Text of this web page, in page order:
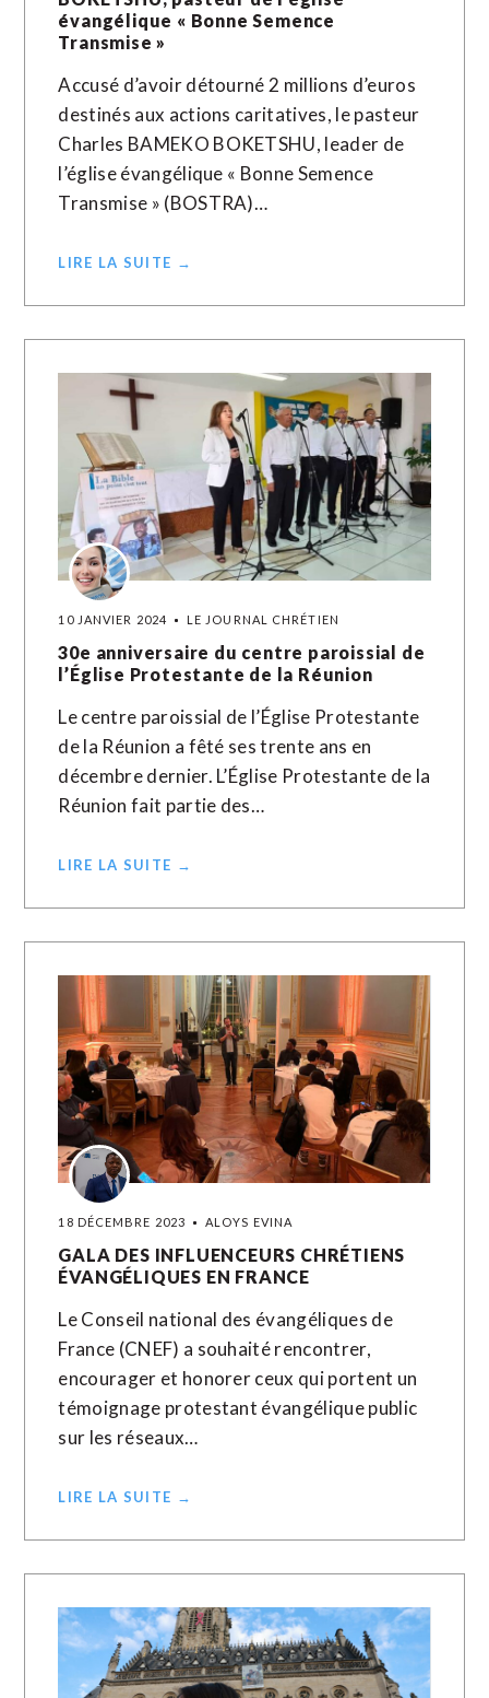
évangélique « Bonne Semence
Transmise »
Accusé d’avoir détourné 2 millions d’euros
destinés aux actions caritatives, le pasteur
Charles BAMEKO BOKETSHU, leader de
l’église évangélique « Bonne Semence
Transmise » (BOSTRA)…
LIRE LA SUITE →
10 JANVIER 2024 LE JOURNAL CHRÉTIEN
30e anniversaire du centre paroissial de
l’Église Protestante de la Réunion
Le centre paroissial de l’Église Protestante
de la Réunion a fêté ses trente ans en
décembre dernier. L’Église Protestante de la
Réunion fait partie des…
LIRE LA SUITE →
18 DÉCEMBRE 2023 ALOYS EVINA
GALA DES INFLUENCEURS CHRÉTIENS
ÉVANGÉLIQUES EN FRANCE
Le Conseil national des évangéliques de
France (CNEF) a souhaité rencontrer,
encourager et honorer ceux qui portent un
témoignage protestant évangélique public
sur les réseaux…
LIRE LA SUITE →